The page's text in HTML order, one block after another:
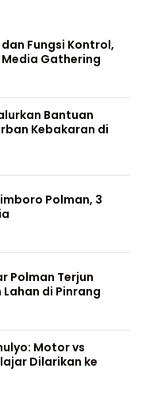
Fungsi Kontrol,
Gathering
Bantuan
Kebakaran di
Polman, 3
Polman Terjun
di Pinrang
Motor vs
Dilarikan ke